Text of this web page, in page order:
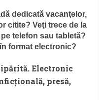
dedicată vacanţelor,
citite? Veţi trece de la
telefon sau tabletă?
format electronic?
Electronic
presă,